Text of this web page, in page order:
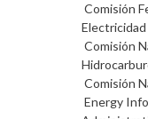
Comisión
Electricidad
Comisión
Comisión
Energy